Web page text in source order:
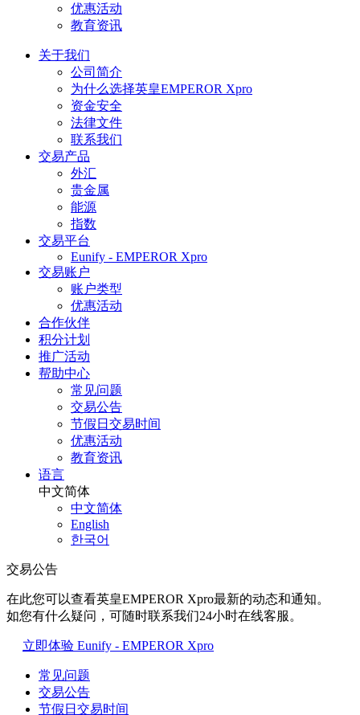
优惠活动
教育资讯
关于我们
公司简介
为什么选择英皇EMPEROR Xpro
资金安全
法律文件
联系我们
交易产品
外汇
贵金属
能源
指数
交易平台
Eunify - EMPEROR Xpro
交易账户
账户类型
优惠活动
合作伙伴
积分计划
推广活动
帮助中心
常见问题
交易公告
节假日交易时间
优惠活动
教育资讯
语言
中文简体
中文简体
English
한국어
交易公告
在此您可以查看英皇EMPEROR Xpro最新的动态和通知。
如您有什么疑问，可随时联系我们24小时在线客服。
立即体验 Eunify - EMPEROR Xpro
常见问题
交易公告
节假日交易时间